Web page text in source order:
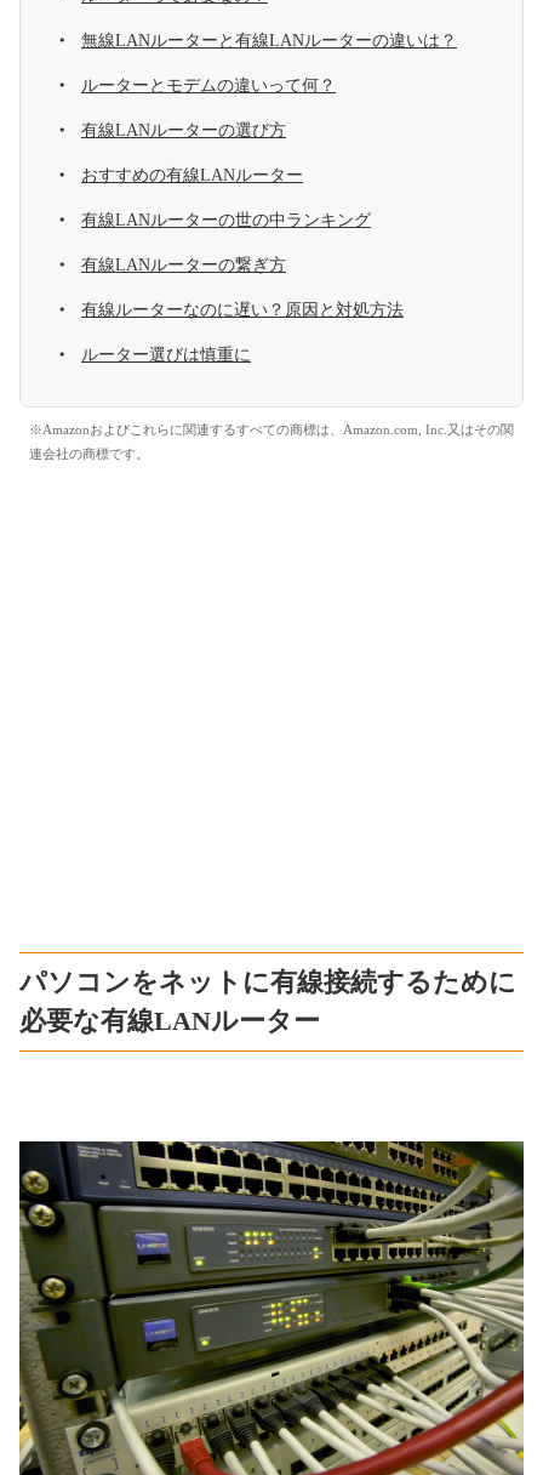
無線LANルーターと有線LANルーターの違いは？
ルーターとモデムの違いって何？
有線LANルーターの選び方
おすすめの有線LANルーター
有線LANルーターの世の中ランキング
有線LANルーターの繋ぎ方
有線ルーターなのに遅い？原因と対処方法
ルーター選びは慎重に
※Amazonおよびこれらに関連するすべての商標は、Amazon.com, Inc.又はその関
連会社の商標です。
パソコンをネットに有線接続するために
必要な有線LANルーター